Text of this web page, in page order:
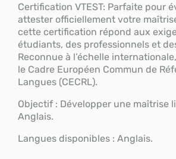
Certification VTEST: Parfaite pour
attester officiellement votre
cette certification répond aux
étudiants, des professionnels et
Reconnue à l’échelle
le Cadre Européen Commun de
Langues (CECRL).
Objectif : Développer une maîtrise
Anglais.
Langues disponibles : Anglais.